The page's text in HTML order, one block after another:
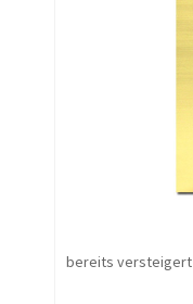
bereits versteigert